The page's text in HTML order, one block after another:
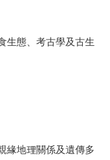
生態、考古學及古生
緣地理關係及遺傳多